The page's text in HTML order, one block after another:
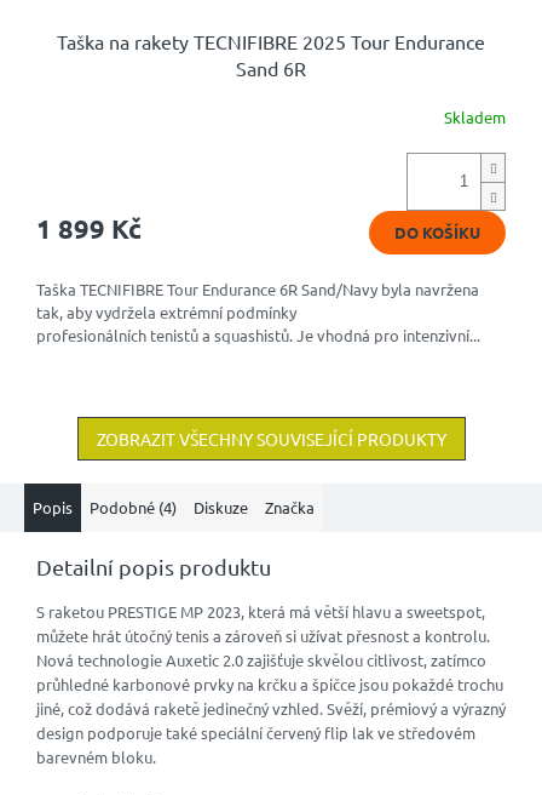
Taška na rakety TECNIFIBRE 2025 Tour Endurance
Sand 6R
Skladem
1 899 Kč DO KOŠÍKU
Taška TECNIFIBRE Tour Endurance 6R Sand/Navy byla navržena
tak, aby vydržela extrémní podmínky
profesionálních tenistů a squashistů. Je vhodná pro intenzivní...
ZOBRAZIT VŠECHNY SOUVISEJÍCÍ PRODUKTY
Popis Podobné (4) Diskuze Značka
Detailní popis produktu
S raketou PRESTIGE MP 2023, která má větší hlavu a sweetspot,
můžete hrát útočný tenis a zároveň si užívat přesnost a kontrolu.
Nová technologie Auxetic 2.0 zajišťuje skvělou citlivost, zatímco
průhledné karbonové prvky na krčku a špičce jsou pokaždé trochu
jiné, což dodává raketě jedinečný vzhled. Svěží, prémiový a výrazný
design podporuje také speciální červený flip lak ve středovém
barevném bloku.